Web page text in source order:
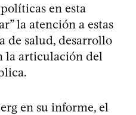
en esta
la atención a estas
de salud, desarrollo
la articulación del
en su informe, el